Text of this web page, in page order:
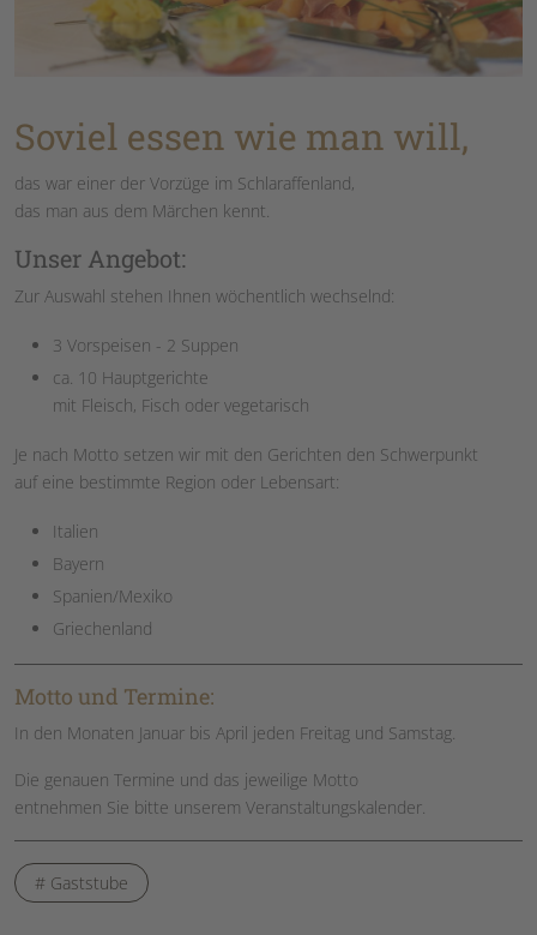
Soviel essen wie man will,
das war einer der Vorzüge im Schlaraffenland,
das man aus dem Märchen kennt.
Unser Angebot:
Zur Auswahl stehen Ihnen wöchentlich wechselnd:
3 Vorspeisen - 2 Suppen
ca. 10 Hauptgerichte
mit Fleisch, Fisch oder vegetarisch
Je nach Motto setzen wir mit den Gerichten den Schwerpunkt
auf eine bestimmte Region oder Lebensart:
Italien
Bayern
Spanien/Mexiko
Griechenland
Motto und Termine:
In den Monaten Januar bis April jeden Freitag und Samstag.
Die genauen Termine und das jeweilige Motto
entnehmen Sie bitte unserem Veranstaltungskalender.
# Gaststube